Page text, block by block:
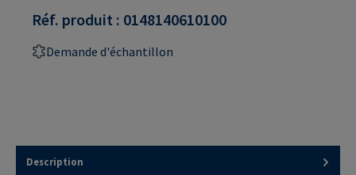
Réf. produit : 0148140610100
Demande d'échantillon
Description